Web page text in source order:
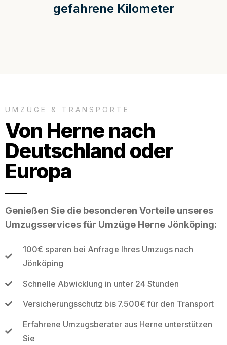
gefahrene Kilometer
UMZÜGE & TRANSPORTE
Von Herne nach
Deutschland oder
Europa
Genießen Sie die besonderen Vorteile unseres
Umzugsservices für Umzüge Herne Jönköping:
100€ sparen bei Anfrage Ihres Umzugs nach
Jönköping
Schnelle Abwicklung in unter 24 Stunden
Versicherungsschutz bis 7.500€ für den Transport
Erfahrene Umzugsberater aus Herne unterstützen
Sie